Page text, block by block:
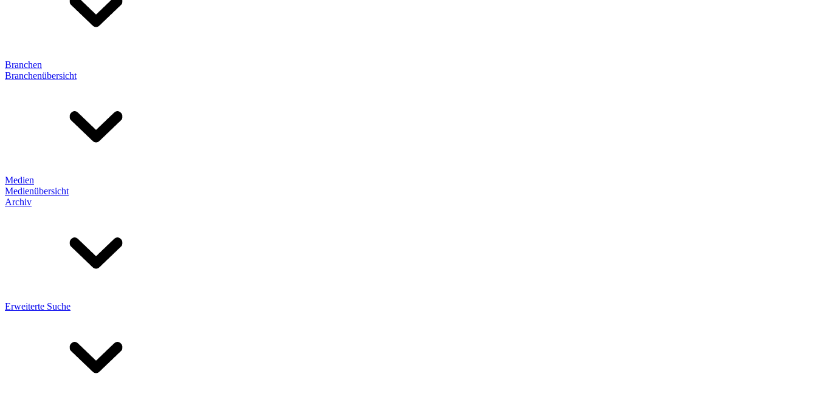
Branchen
Branchenübersicht
Medien
Medienübersicht
Archiv
Erweiterte Suche